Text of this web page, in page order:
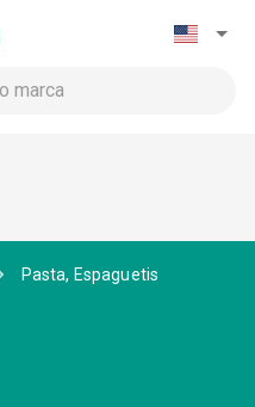
Pasta, Espaguetis